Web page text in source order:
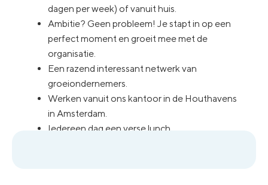
dagen per week) of vanuit huis.
Ambitie? Geen probleem! Je stapt in op een
perfect moment en groeit mee met de
organisatie.
Een razend interessant netwerk van
groeiondernemers.
Werken vanuit ons kantoor in de Houthavens
in Amsterdam.
Iedereen dag een verse lunch.